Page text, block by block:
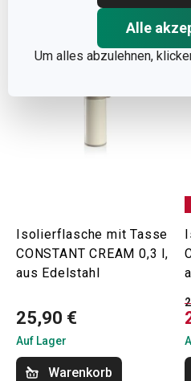
Alle
Um alles abzulehnen,
Isolierflasche mit Tasse
CONSTANT CREAM 0,3 l,
aus Edelstahl
25,90 €
Auf Lager
Warenkorb